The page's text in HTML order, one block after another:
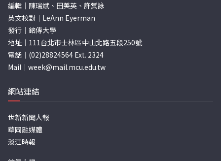
編輯｜陳瑞斌、田美英、許棠詠
英文校對｜LeAnn Eyerman
發行｜銘傳大學
地址｜111台北市士林區中山北路五段250號
電話｜(02)28824564 Ext. 2324
Mail｜ week@mail.mcu.edu.tw
網站連結
世新新聞人報
華岡融媒體
淡江時報